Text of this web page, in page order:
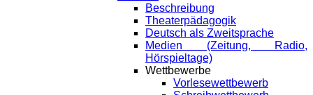
Beschreibung
Theaterpädagogik
Deutsch als Zweitsprache
Medien (Zeitung, Radio,
Hörspieltage)
Wettbewerbe
Vorlesewettbewerb